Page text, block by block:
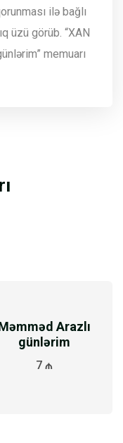
ilə bağlı
üzü görüb. “XAN
memuarı
Arazlı
günlərim
7 ₼